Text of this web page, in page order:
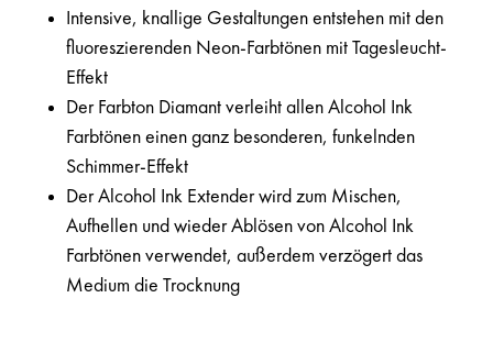
Intensive, knallige Gestaltungen entstehen mit den
fluoreszierenden Neon-Farbtönen mit Tagesleucht-
Effekt
Der Farbton Diamant verleiht allen Alcohol Ink
Farbtönen einen ganz besonderen, funkelnden
Schimmer-Effekt
Der Alcohol Ink Extender wird zum Mischen,
Aufhellen und wieder Ablösen von Alcohol Ink
Farbtönen verwendet, außerdem verzögert das
Medium die Trocknung